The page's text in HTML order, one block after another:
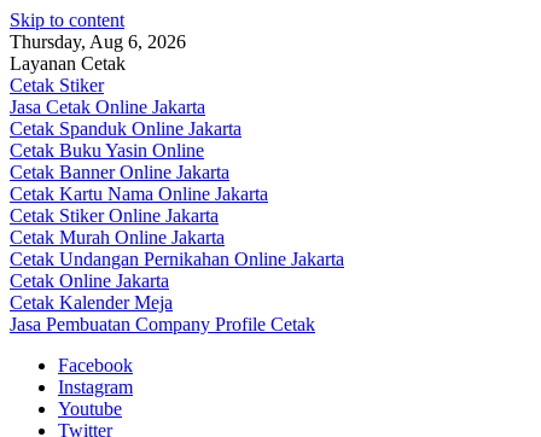
Skip to content
Thursday, Aug 6, 2026
Layanan Cetak
Cetak Stiker
Jasa Cetak Online Jakarta
Cetak Spanduk Online Jakarta
Cetak Buku Yasin Online
Cetak Banner Online Jakarta
Cetak Kartu Nama Online Jakarta
Cetak Stiker Online Jakarta
Cetak Murah Online Jakarta
Cetak Undangan Pernikahan Online Jakarta
Cetak Online Jakarta
Cetak Kalender Meja
Jasa Pembuatan Company Profile Cetak
Facebook
Instagram
Youtube
Twitter